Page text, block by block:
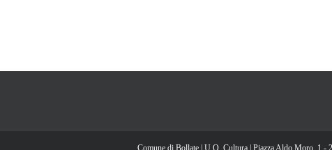
Comune di Bollate | U.O. Cultura | Piazza Aldo Moro, 1 -